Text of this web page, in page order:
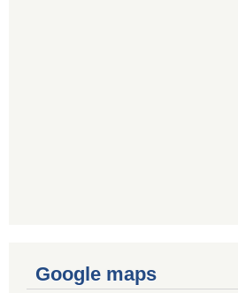
Google maps